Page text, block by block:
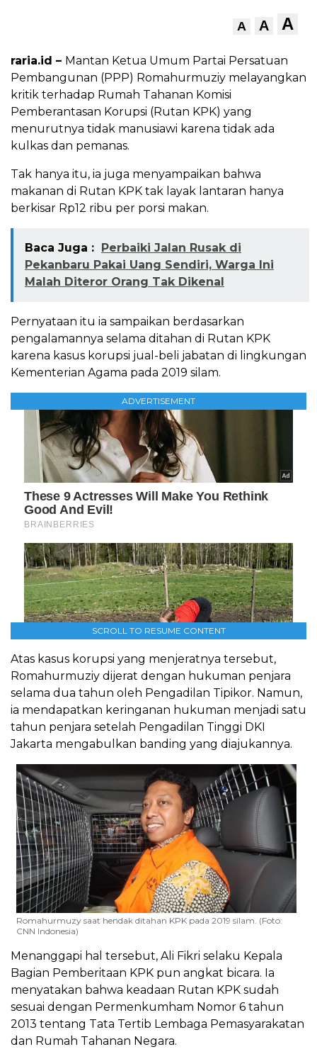
A A A
raria.id – Mantan Ketua Umum Partai Persatuan
Pembangunan (PPP) Romahurmuziy melayangkan
kritik terhadap Rumah Tahanan Komisi
Pemberantasan Korupsi (Rutan KPK) yang
menurutnya tidak manusiawi karena tidak ada
kulkas dan pemanas.
Tak hanya itu, ia juga menyampaikan bahwa
makanan di Rutan KPK tak layak lantaran hanya
berkisar Rp12 ribu per porsi makan.
Baca Juga : Perbaiki Jalan Rusak di
Pekanbaru Pakai Uang Sendiri, Warga Ini
Malah Diteror Orang Tak Dikenal
Pernyataan itu ia sampaikan berdasarkan
pengalamannya selama ditahan di Rutan KPK
karena kasus korupsi jual-beli jabatan di lingkungan
Kementerian Agama pada 2019 silam.
ADVERTISEMENT
SCROLL TO RESUME CONTENT
Atas kasus korupsi yang menjeratnya tersebut,
Romahurmuziy dijerat dengan hukuman penjara
selama dua tahun oleh Pengadilan Tipikor. Namun,
ia mendapatkan keringanan hukuman menjadi satu
tahun penjara setelah Pengadilan Tinggi DKI
Jakarta mengabulkan banding yang diajukannya.
Romahurmuzy saat hendak ditahan KPK pada 2019 silam. (Foto:
CNN Indonesia)
Menanggapi hal tersebut, Ali Fikri selaku Kepala
Bagian Pemberitaan KPK pun angkat bicara. Ia
menyatakan bahwa keadaan Rutan KPK sudah
sesuai dengan Permenkumham Nomor 6 tahun
2013 tentang Tata Tertib Lembaga Pemasyarakatan
dan Rumah Tahanan Negara.